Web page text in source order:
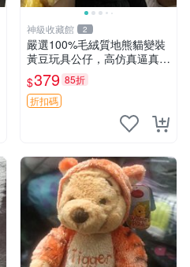
神級收藏館 2
嚴選100%毛絨質地熊貓變裝
黃豆玩具公仔，高仿真逼真模
擬，適合收藏愛好者 熊貓 黃
豆 公仔
$379 85折
折扣碼